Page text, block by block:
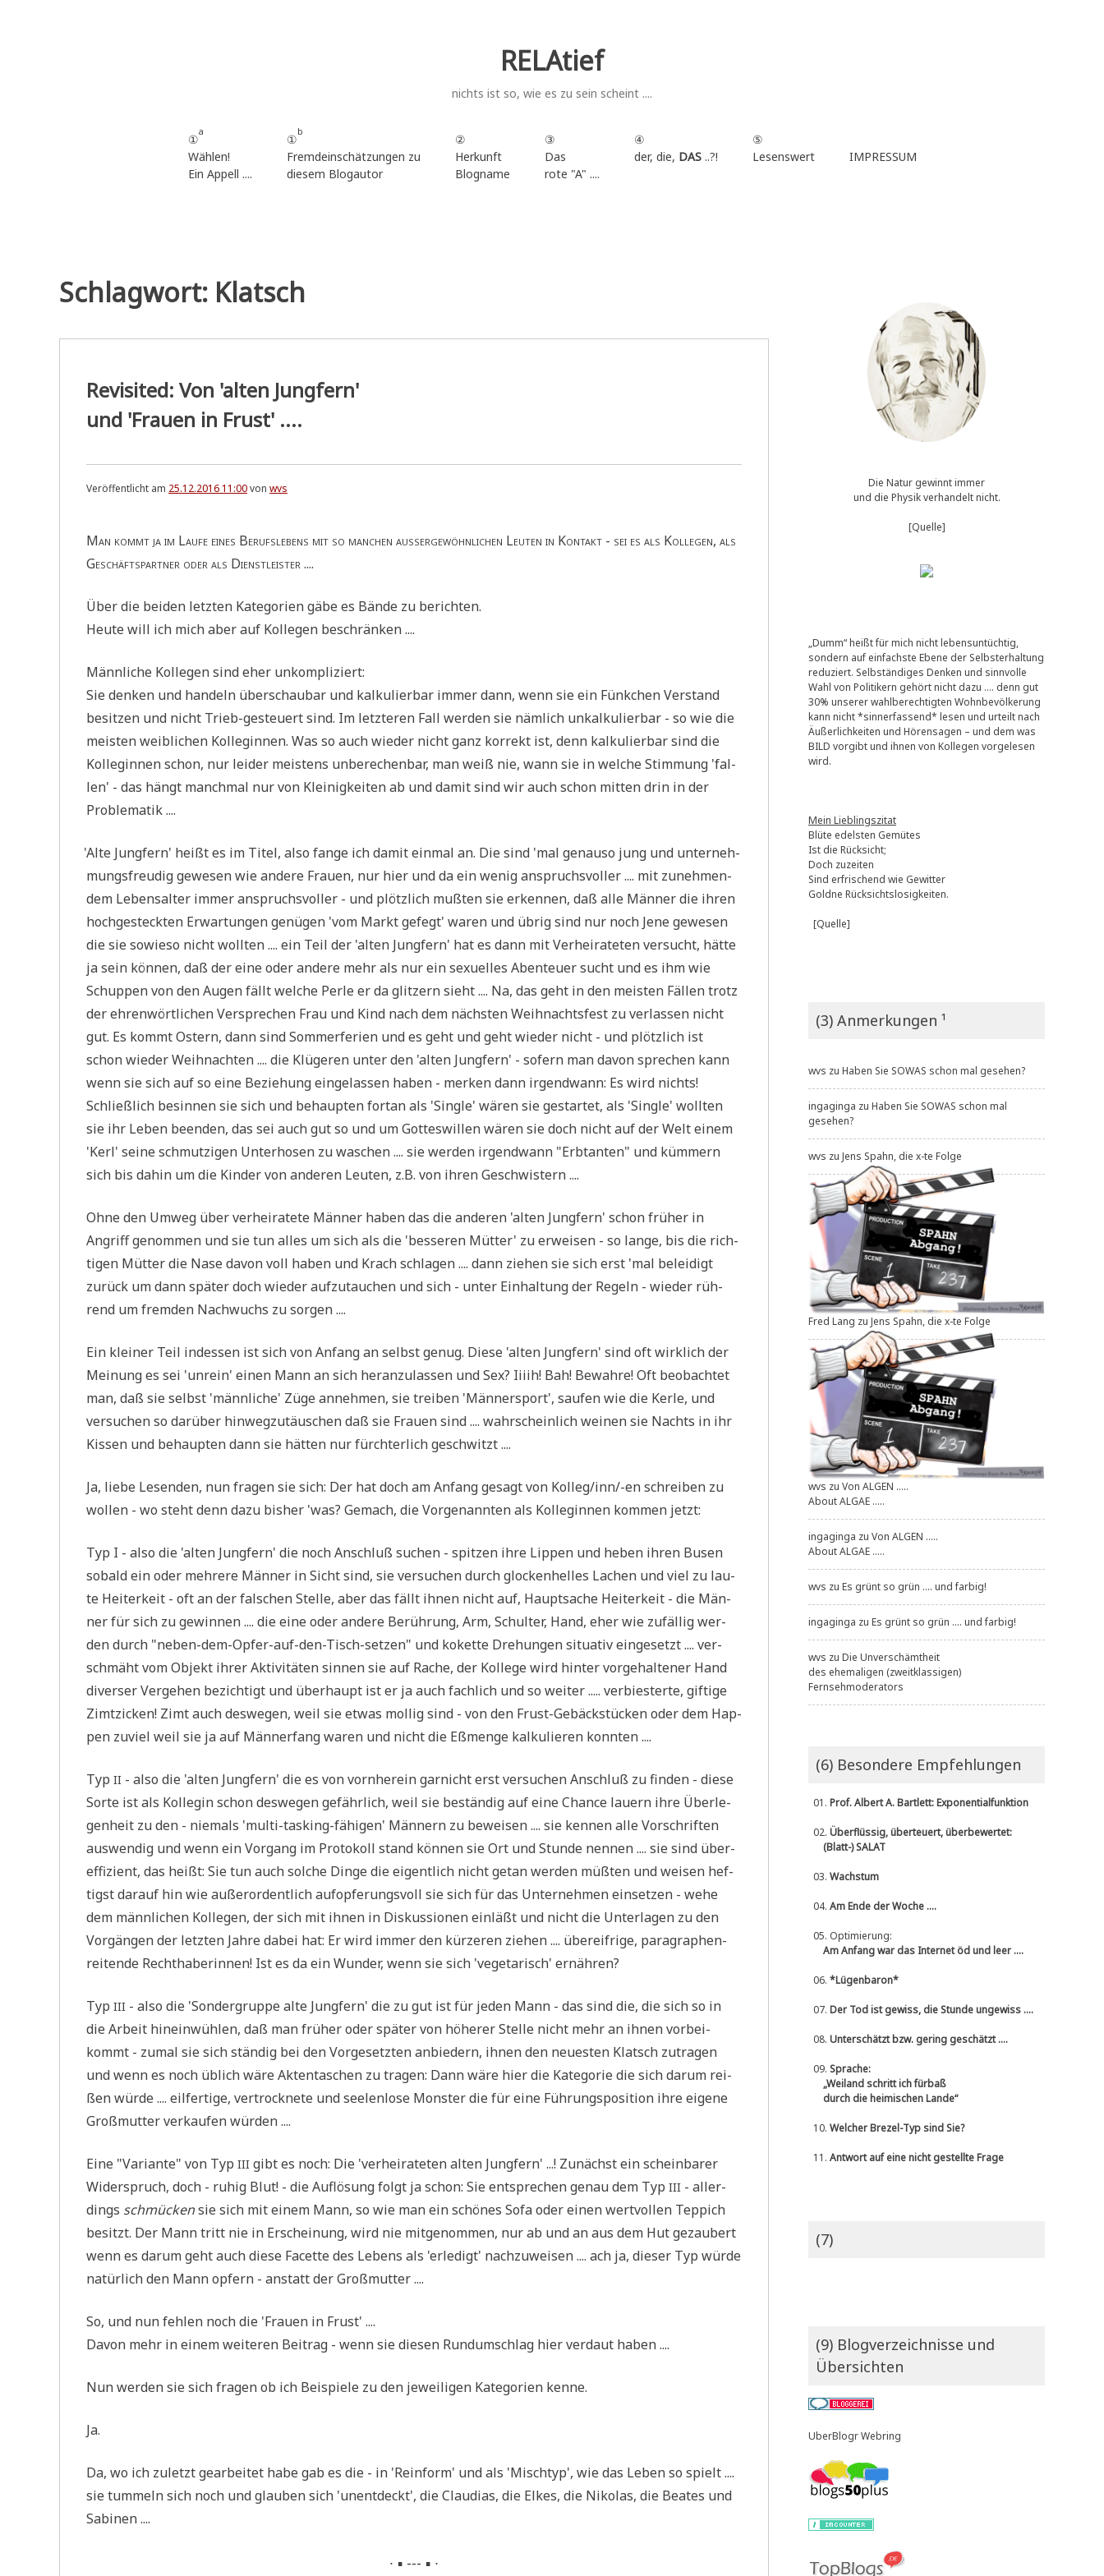
RELAtief
nichts ist so, wie es zu sein scheint ....
①
a
Wählen!
Ein Appell ....
①
b
Fremdeinschätzungen zu
diesem Blogautor
②
Herkunft
Blogname
③
Das
rote "A" ....
④
der, die, DAS..?!
⑤
Lesenswert
IMPRESSUM
Schlagwort: Klatsch
Revisited: Von 'alten Jungfern'
und 'Frauen in Frust' ....
Veröffentlicht am 25.12.2016 11:00von wvs
Man kommt ja im Lau­fe eines Berufs­le­bens mit so man­chen außer­ge­wöhn­li­chen Leu­ten in Kon­takt - sei es als Kol­le­gen, als
Geschäfts­part­ner oder als Dienstleister ....
Über die bei­den letz­ten Kate­go­rien gäbe es Bän­de zu berichten.
Heu­te will ich mich aber auf Kol­le­gen beschränken ....
Männ­li­che Kol­le­gen sind eher unkompliziert:
Sie den­ken und han­deln über­schau­bar und kal­ku­lier­bar immer dann, wenn sie ein Fünk­chen Ver­stand
besit­zen und nicht Trieb-gesteu­ert sind. Im letz­te­ren Fall wer­den sie näm­lich unkal­ku­lier­bar - so wie die
mei­sten weib­li­chen Kol­le­gin­nen. Was so auch wie­der nicht ganz kor­rekt ist, denn kal­ku­lier­bar sind die
Kol­le­gin­nen schon, nur lei­der mei­stens unbe­re­chen­bar, man weiß nie, wann sie in wel­che Stim­mung 'fal­
len' - das hängt manch­mal nur von Klei­nig­kei­ten ab und damit sind wir auch schon mit­ten drin in der
Problematik ....
'Alte Jung­fern' heißt es im Titel, also fan­ge ich damit ein­mal an. Die sind 'mal genau­so jung und unter­neh­
mungs­freu­dig gewe­sen wie ande­re Frau­en, nur hier und da ein wenig anspruchs­vol­ler .... mit zuneh­men­
dem Lebens­al­ter immer anspruchs­vol­ler - und plötz­lich muß­ten sie erken­nen, daß alle Män­ner die ihren
hoch­ge­steck­ten Erwar­tun­gen genü­gen 'vom Markt gefegt' waren und übrig sind nur noch Jene gewe­sen
die sie sowie­so nicht woll­ten .... ein Teil der 'alten Jung­fern' hat es dann mit Ver­hei­ra­te­ten ver­sucht, hät­te
ja sein kön­nen, daß der eine oder ande­re mehr als nur ein sexu­el­les Aben­teu­er sucht und es ihm wie
Schup­pen von den Augen fällt wel­che Per­le er da glit­zern sieht .... Na, das geht in den mei­sten Fäl­len trotz
der ehren­wört­li­chen Ver­spre­chen Frau und Kind nach dem näch­sten Weih­nachts­fest zu ver­las­sen nicht
gut. Es kommt Ostern, dann sind Som­mer­fe­ri­en und es geht und geht wie­der nicht - und plötz­lich ist
schon wie­der Weih­nach­ten .... die Klü­ge­ren unter den 'alten Jung­fern' - sofern man davon spre­chen kann
wenn sie sich auf so eine Bezie­hung ein­ge­las­sen haben - mer­ken dann irgend­wann: Es wird nichts!
Schließ­lich besin­nen sie sich und behaup­ten fort­an als 'Sin­gle' wären sie gestar­tet, als 'Sin­gle' woll­ten
sie ihr Leben been­den, das sei auch gut so und um Got­tes­wil­len wären sie doch nicht auf der Welt einem
'Kerl' sei­ne schmut­zi­gen Unter­ho­sen zu waschen .... sie wer­den irgend­wann "Erb­tan­ten" und küm­mern
sich bis dahin um die Kin­der von ande­ren Leu­ten, z.B. von ihren Geschwistern ....
Ohne den Umweg über ver­hei­ra­te­te Män­ner haben das die ande­ren 'alten Jung­fern' schon frü­her in
Angriff genom­men und sie tun alles um sich als die 'bes­se­ren Müt­ter' zu erwei­sen - so lan­ge, bis die rich­
ti­gen Müt­ter die Nase davon voll haben und Krach schla­gen .... dann zie­hen sie sich erst 'mal belei­digt
zurück um dann spä­ter doch wie­der auf­zu­tau­chen und sich - unter Ein­hal­tung der Regeln - wie­der rüh­
rend um frem­den Nach­wuchs zu sorgen ....
Ein klei­ner Teil indes­sen ist sich von Anfang an selbst genug. Die­se 'alten Jung­fern' sind oft wirk­lich der
Mei­nung es sei 'unrein' einen Mann an sich her­an­zu­las­sen und Sex? Iiiih! Bah! Bewah­re! Oft beob­ach­tet
man, daß sie selbst 'männ­li­che' Züge anneh­men, sie trei­ben 'Män­ner­sport', sau­fen wie die Ker­le, und
ver­su­chen so dar­über hin­weg­zu­täu­schen daß sie Frau­en sind .... wahr­schein­lich wei­nen sie Nachts in ihr
Kis­sen und behaup­ten dann sie hät­ten nur fürch­ter­lich geschwitzt ....
Ja, lie­be Lesen­den, nun fra­gen sie sich: Der hat doch am Anfang gesagt von Kol­le­g/in­n/-en schrei­ben zu
wol­len - wo steht denn dazu bis­her 'was? Gemach, die Vor­ge­nann­ten als Kol­le­gin­nen kom­men jetzt:
Typ I - also die 'alten Jung­fern' die noch Anschluß suchen - spit­zen ihre Lip­pen und heben ihren Busen
sobald ein oder meh­re­re Män­ner in Sicht sind, sie ver­su­chen durch glocken­hel­les Lachen und viel zu lau­
te Hei­ter­keit - oft an der fal­schen Stel­le, aber das fällt ihnen nicht auf, Haupt­sa­che Hei­ter­keit - die Män­
ner für sich zu gewin­nen .... die eine oder ande­re Berüh­rung, Arm, Schul­ter, Hand, eher wie zufäl­lig wer­
den durch "neben-dem-Opfer-auf-den-Tisch-set­zen" und koket­te Dre­hun­gen situa­tiv ein­ge­setzt .... ver­
schmäht vom Objekt ihrer Akti­vi­tä­ten sin­nen sie auf Rache, der Kol­le­ge wird hin­ter vor­ge­hal­te­ner Hand
diver­ser Ver­ge­hen bezich­tigt und über­haupt ist er ja auch fach­lich und so wei­ter ..... ver­bie­ster­te, gif­ti­ge
Zimt­zicken! Zimt auch des­we­gen, weil sie etwas mol­lig sind - von den Frust-Gebäck­stücken oder dem Hap­
pen zuviel weil sie ja auf Män­ner­fang waren und nicht die Eßmen­ge kal­ku­lie­ren konnten ....
Typ II - also die 'alten Jung­fern' die es von vorn­her­ein gar­nicht erst ver­su­chen Anschluß zu fin­den - die­se
Sor­te ist als Kol­le­gin schon des­we­gen gefähr­lich, weil sie bestän­dig auf eine Chan­ce lau­ern ihre Über­le­
gen­heit zu den - nie­mals 'mul­ti-tas­king-fähi­gen' Män­nern zu bewei­sen .... sie ken­nen alle Vor­schrif­ten
aus­wen­dig und wenn ein Vor­gang im Pro­to­koll stand kön­nen sie Ort und Stun­de nen­nen .... sie sind über­
ef­fi­zi­ent, das heißt: Sie tun auch sol­che Din­ge die eigent­lich nicht getan wer­den müß­ten und wei­sen hef­
tigst dar­auf hin wie außer­or­dent­lich auf­op­fe­rungs­voll sie sich für das Unter­neh­men ein­set­zen - wehe
dem männ­li­chen Kol­le­gen, der sich mit ihnen in Dis­kus­sio­nen ein­läßt und nicht die Unter­la­gen zu den
Vor­gän­gen der letz­ten Jah­re dabei hat: Er wird immer den kür­ze­ren zie­hen .... über­eif­ri­ge, para­gra­phen­
rei­ten­de Recht­ha­be­rin­nen! Ist es da ein Wun­der, wenn sie sich 'vege­ta­risch' ernähren?
Typ III - also die 'Son­der­grup­pe alte Jung­fern' die zu gut ist für jeden Mann - das sind die, die sich so in
die Arbeit hin­ein­wüh­len, daß man frü­her oder spä­ter von höhe­rer Stel­le nicht mehr an ihnen vor­bei­
kommt - zumal sie sich stän­dig bei den Vor­ge­setz­ten anbie­dern, ihnen den neue­sten Klatsch zutra­gen
und wenn es noch üblich wäre Akten­ta­schen zu tra­gen: Dann wäre hier die Kate­go­rie die sich dar­um rei­
ßen wür­de .... eil­fer­ti­ge, ver­trock­ne­te und see­len­lo­se Mon­ster die für eine Füh­rungs­po­si­ti­on ihre eige­ne
Groß­mutter ver­kau­fen würden ....
Eine "Vari­an­te" von Typ III gibt es noch: Die 'ver­hei­ra­te­ten alten Jung­fern' ...! Zunächst ein schein­ba­rer
Wider­spruch, doch - ruhig Blut! - die Auf­lö­sung folgt ja schon: Sie ent­spre­chen genau dem Typ III - aller­
dings schmückensie sich mit einem Mann, so wie man ein schö­nes Sofa oder einen wert­vol­len Tep­pich
besitzt. Der Mann tritt nie in Erschei­nung, wird nie mit­ge­nom­men, nur ab und an aus dem Hut gezau­bert
wenn es dar­um geht auch die­se Facet­te des Lebens als 'erle­digt' nach­zu­wei­sen .... ach ja, die­ser Typ wür­de
natür­lich den Mann opfern - anstatt der Großmutter ....
So, und nun feh­len noch die 'Frau­en in Frust' ....
Davon mehr in einem wei­te­ren Bei­trag - wenn sie die­sen Rund­um­schlag hier ver­daut haben ....
Nun wer­den sie sich fra­gen ob ich Bei­spie­le zu den jewei­li­gen Kate­go­rien kenne.
Ja.
Da, wo ich zuletzt gear­bei­tet habe gab es die - in 'Rein­form' und als 'Misch­typ', wie das Leben so spielt ....
sie tum­meln sich noch und glau­ben sich 'unent­deckt', die Clau­di­as, die Elkes, die Niko­las, die Bea­tes und
Sabinen ....
∙ ▪ --- ▪ ∙
Die Natur gewinnt immer
und die Physik verhandelt nicht.
[Quelle]
„Dumm“ heißt für mich nicht lebensuntüchtig,
sondern auf einfachste Ebene der Selbsterhaltung
reduziert. Selbständiges Denken und sinnvolle
Wahl von Politikern gehört nicht dazu …. denn gut
30% unserer wahlberechtigten Wohnbevölkerung
kann nicht *sinnerfassend* lesen und urteilt nach
Äußerlichkeiten und Hörensagen – und dem was
BILD vorgibt und ihnen von Kollegen vorgelesen
wird.
Mein Lieblingszitat
Blüte edelsten Gemütes
Ist die Rücksicht;
Doch zuzeiten
Sind erfrischend wie Gewitter
Goldne Rücksichtslosigkeiten.
[Quelle]
(3) Anmerkungen ¹
wvs zu Haben Sie SOWAS schon mal gesehen?
ingaginga zu Haben Sie SOWAS schon mal
gesehen?
wvs zu Jens Spahn, die x-te Folge
Fred Lang zu Jens Spahn, die x-te Folge
wvs zu Von ALGEN .....
About ALGAE .....
ingaginga zu Von ALGEN .....
About ALGAE .....
wvs zu Es grünt so grün .... und farbig!
ingaginga zu Es grünt so grün .... und farbig!
wvs zu Die Unverschämtheit
des ehemaligen (zweitklassigen)
Fernsehmoderators
(6) Besondere Empfehlungen
01. Prof. Albert A. Bartlett: Exponentialfunktion
02. Überflüssig, überteuert, überbewertet:
(Blatt-) SALAT
03. Wachstum
04. Am Ende der Woche ....
05. Optimierung:
Am Anfang war das Internet öd und leer ....
06. *Lügenbaron*
07. Der Tod ist gewiss, die Stunde ungewiss ....
08. Unterschätzt bzw. gering geschätzt ....
09. Sprache:
„Weiland schritt ich fürbaß
durch die heimischen Lande“
10. Welcher Brezel-Typ sind Sie?
11. Antwort auf eine nicht gestellte Frage
(7)
(9) Blogverzeichnisse und
Übersichten
UberBlogr Webring